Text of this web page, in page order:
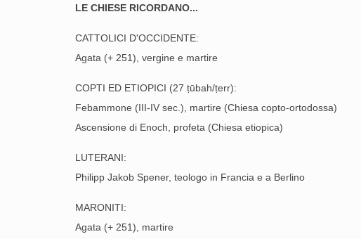
LE CHIESE RICORDANO...
CATTOLICI D'OCCIDENTE:
Agata (+ 251), vergine e martire
COPTI ED ETIOPICI (27 ṭūbah/ṭerr):
Febammone (III-IV sec.), martire (Chiesa copto-ortodossa)
Ascensione di Enoch, profeta (Chiesa etiopica)
LUTERANI:
Philipp Jakob Spener, teologo in Francia e a Berlino
MARONITI:
Agata (+ 251), martire